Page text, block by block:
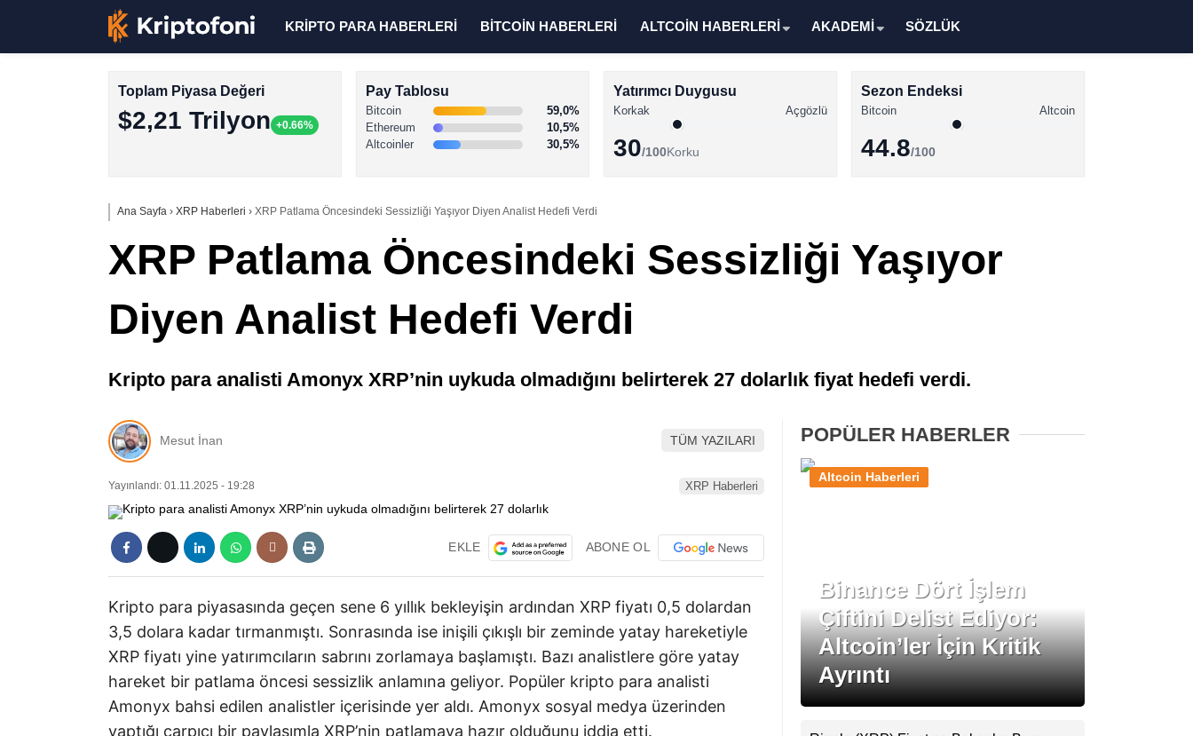
Altcoin Haberleri
Stablecoin Haberleri
KRİPTO PARA HABERLERİ BİTCOİN HABERLERİ ALTCOİN HABERLERİ AKADEMİ SÖZLÜK
Toplam Piyasa Değeri
$2,21 Trilyon +0.66%
Pay Tablosu
Bitcoin
59,0%
Ethereum
10,5%
Altcoinler
30,5%
Yatırımcı Duygusu
Korkak Açgözlü
30/100Korku
Sezon Endeksi
Bitcoin Altcoin
44.8/100
Ana Sayfa › XRP Haberleri › XRP Patlama Öncesindeki Sessizliği Yaşıyor Diyen Analist Hedefi Verdi
XRP Patlama Öncesindeki Sessizliği Yaşıyor
Diyen Analist Hedefi Verdi
Kripto para analisti Amonyx XRP’nin uykuda olmadığını belirterek 27 dolarlık fiyat hedefi verdi.
Mesut İnan TÜM YAZILARI
Yayınlandı: 01.11.2025 - 19:28 XRP Haberleri
EKLE ABONE OL
Kripto para piyasasında geçen sene 6 yıllık bekleyişin ardından XRP fiyatı 0,5 dolardan
3,5 dolara kadar tırmanmıştı. Sonrasında ise inişili çıkışlı bir zeminde yatay hareketiyle
XRP fiyatı yine yatırımcıların sabrını zorlamaya başlamıştı. Bazı analistlere göre yatay
hareket bir patlama öncesi sessizlik anlamına geliyor. Popüler kripto para analisti
Amonyx bahsi edilen analistler içerisinde yer aldı. Amonyx sosyal medya üzerinden
yaptığı çarpıcı bir paylaşımla XRP’nin patlamaya hazır olduğunu iddia etti.
POPÜLER HABERLER
Binance Dört İşlem
Çiftini Delist Ediyor:
Altcoin’ler İçin Kritik
Ayrıntı
Altcoin Haberleri